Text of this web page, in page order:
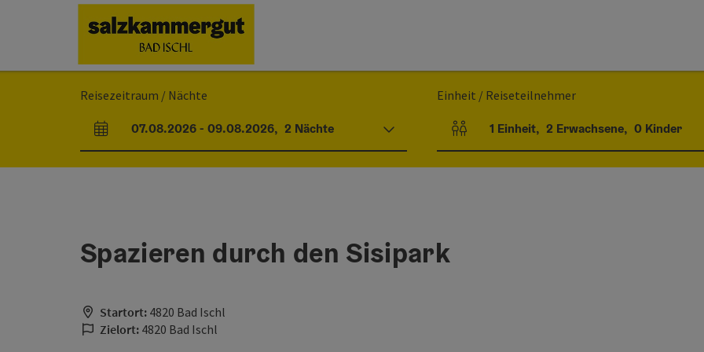
[0]
Zur Navigation[1]
Zum Seitenanfang
[7]
Reisezeitraum / Nächte
An- und Abreisefelder
07.08.2026- 09.08.2026, 2 Nächte
Einheit / Reiseteilnehmer
Einheitenanzahl und Personenfelder
1 Einheit, 2 Erwachsene, 0 Kinder
Spazieren durch den Sisipark
Startort: 4820 Bad Ischl
Zielort: 4820 Bad Ischl